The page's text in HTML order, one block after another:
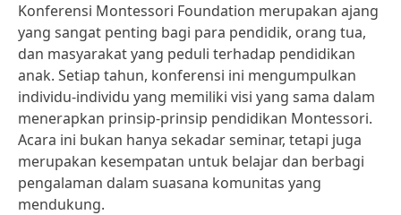
Konferensi Montessori Foundation merupakan ajang
yang sangat penting bagi para pendidik, orang tua,
dan masyarakat yang peduli terhadap pendidikan
anak. Setiap tahun, konferensi ini mengumpulkan
individu-individu yang memiliki visi yang sama dalam
menerapkan prinsip-prinsip pendidikan Montessori.
Acara ini bukan hanya sekadar seminar, tetapi juga
merupakan kesempatan untuk belajar dan berbagi
pengalaman dalam suasana komunitas yang
mendukung.